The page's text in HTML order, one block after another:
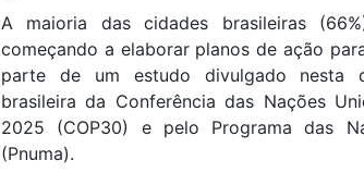
A maioria das cidades brasileiras
começando a elaborar planos de ação
parte de um estudo divulgado nesta
brasileira da Conferência das Nações
2025 (COP30) e pelo Programa das
(Pnuma).